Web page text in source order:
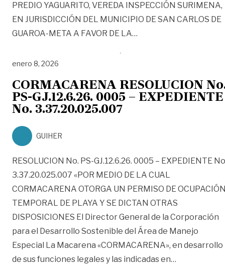
PREDIO YAGUARITO, VEREDA INSPECCIÓN SURIMENA,
EN JURISDICCIÓN DEL MUNICIPIO DE SAN CARLOS DE
GUAROA-META A FAVOR DE LA…
enero 8, 2026
CORMACARENA RESOLUCION
PS-GJ.12.6.26. 0005 – EXPEDIENTE
No. 3.37.20.025.007
GUIHER
RESOLUCION No. PS-GJ.12.6.26. 0005 – EXPEDIENTE
3.37.20.025.007 «POR MEDIO DE LA CUAL
CORMACARENA OTORGA UN PERMISO DE
TEMPORAL DE PLAYA Y SE DICTAN OTRAS
DISPOSICIONES El Director General de la Corporación
para el Desarrollo Sostenible del Área de Manejo
Especial La Macarena «CORMACARENA», en desarrollo
de sus funciones legales y las indicadas en…